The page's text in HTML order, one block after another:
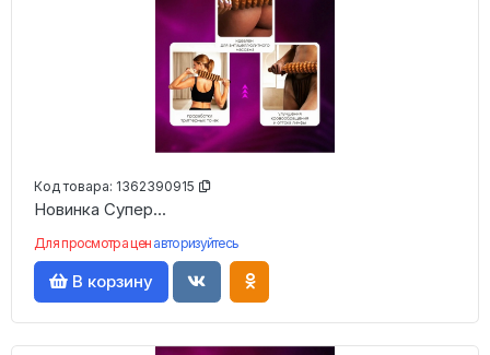
Код товара: 1362390915
Новинка Супер...
Для просмотра цен авторизуйтесь
В корзину